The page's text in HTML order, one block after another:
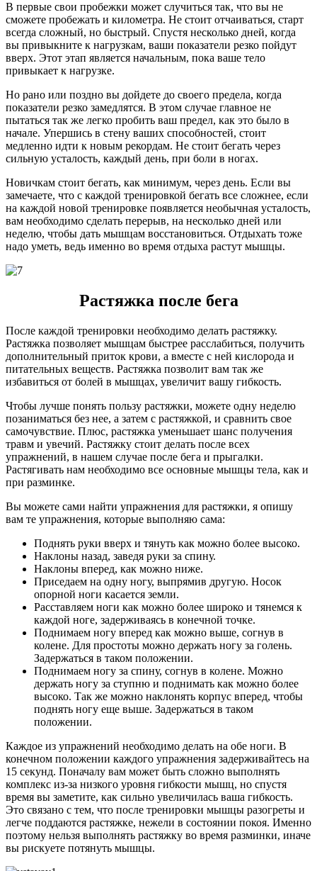
В первые свои пробежки может случиться так, что вы не
сможете пробежать и километра. Не стоит отчаиваться, старт
всегда сложный, но быстрый. Спустя несколько дней, когда
вы привыкните к нагрузкам, ваши показатели резко пойдут
вверх. Этот этап является начальным, пока ваше тело
привыкает к нагрузке.
Но рано или поздно вы дойдете до своего предела, когда
показатели резко замедлятся. В этом случае главное не
пытаться так же легко пробить ваш предел, как это было в
начале. Упершись в стену ваших способностей, стоит
медленно идти к новым рекордам. Не стоит бегать через
сильную усталость, каждый день, при боли в ногах.
Новичкам стоит бегать, как минимум, через день. Если вы
замечаете, что с каждой тренировкой бегать все сложнее, если
на каждой новой тренировке появляется необычная усталость,
вам необходимо сделать перерыв, на несколько дней или
неделю, чтобы дать мышцам восстановиться. Отдыхать тоже
надо уметь, ведь именно во время отдыха растут мышцы.
Растяжка после бега
После каждой тренировки необходимо делать растяжку.
Растяжка позволяет мышцам быстрее расслабиться, получить
дополнительный приток крови, а вместе с ней кислорода и
питательных веществ. Растяжка позволит вам так же
избавиться от болей в мышцах, увеличит вашу гибкость.
Чтобы лучше понять пользу растяжки, можете одну неделю
позаниматься без нее, а затем с растяжкой, и сравнить свое
самочувствие. Плюс, растяжка уменьшает шанс получения
травм и увечий. Растяжку стоит делать после всех
упражнений, в нашем случае после бега и прыгалки.
Растягивать нам необходимо все основные мышцы тела, как и
при разминке.
Вы можете сами найти упражнения для растяжки, я опишу
вам те упражнения, которые выполняю сама:
Поднять руки вверх и тянуть как можно более высоко.
Наклоны назад, заведя руки за спину.
Наклоны вперед, как можно ниже.
Приседаем на одну ногу, выпрямив другую. Носок
опорной ноги касается земли.
Расставляем ноги как можно более широко и тянемся к
каждой ноге, задерживаясь в конечной точке.
Поднимаем ногу вперед как можно выше, согнув в
колене. Для простоты можно держать ногу за голень.
Задержаться в таком положении.
Поднимаем ногу за спину, согнув в колене. Можно
держать ногу за ступню и поднимать как можно более
высоко. Так же можно наклонять корпус вперед, чтобы
поднять ногу еще выше. Задержаться в таком
положении.
Каждое из упражнений необходимо делать на обе ноги. В
конечном положении каждого упражнения задерживайтесь на
15 секунд. Поначалу вам может быть сложно выполнять
комплекс из-за низкого уровня гибкости мышц, но спустя
время вы заметите, как сильно увеличилась ваша гибкость.
Это связано с тем, что после тренировки мышцы разогреты и
легче поддаются растяжке, нежели в состоянии покоя. Именно
поэтому нельзя выполнять растяжку во время разминки, иначе
вы рискуете потянуть мышцы.